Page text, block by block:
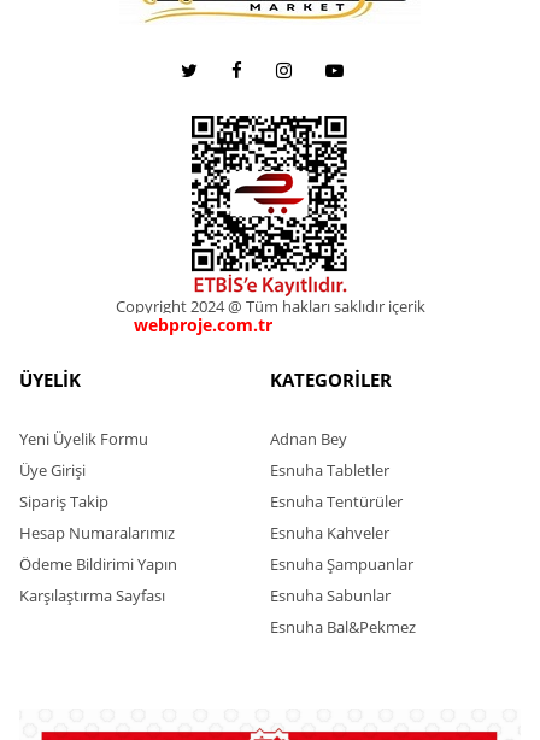
Copyright 2024 @ Tüm hakları saklıdır içerik
webproje.com.trwebproje.com.tr
ÜYELİK
Yeni Üyelik Formu
Üye Girişi
Sipariş Takip
Hesap Numaralarımız
Ödeme Bildirimi Yapın
Karşılaştırma Sayfası
KATEGORİLER
Adnan Bey
Esnuha Tabletler
Esnuha Tentürüler
Esnuha Kahveler
Esnuha Şampuanlar
Esnuha Sabunlar
Esnuha Bal&Pekmez